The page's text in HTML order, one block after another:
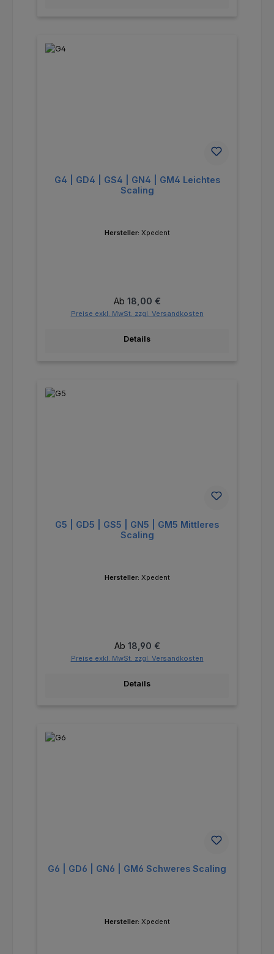
G4 | GD4 | GS4 | GN4 | GM4 Leichtes
Scaling
Hersteller: Xpedent
Regulärer Preis:
Ab 18,00 €
Preise exkl. MwSt. zzgl. Versandkosten
Details
G5 | GD5 | GS5 | GN5 | GM5 Mittleres
Scaling
Hersteller: Xpedent
Regulärer Preis:
Ab 18,90 €
Preise exkl. MwSt. zzgl. Versandkosten
Details
G6 | GD6 | GN6 | GM6 Schweres Scaling
Hersteller: Xpedent